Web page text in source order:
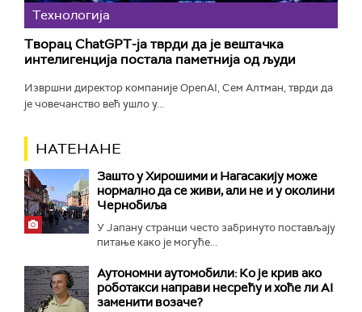
Технологијa
Творац ChatGPT-ја тврди да је вештачка
интелигенција постала паметнија од људи
Извршни директор компаније OpenAI, Сем Алтман, тврди да
је човечанство већ ушло у...
НАТЕНАНЕ
Зашто у Хирошими и Нагасакију може
нормално да се живи, али не и у околини
Чернобиља
У Јапану странци често забринуто постављају
питање како је могуће...
Аутономни аутомобили: Ко је крив ако
роботакси направи несрећу и хоће ли AI
заменити возаче?